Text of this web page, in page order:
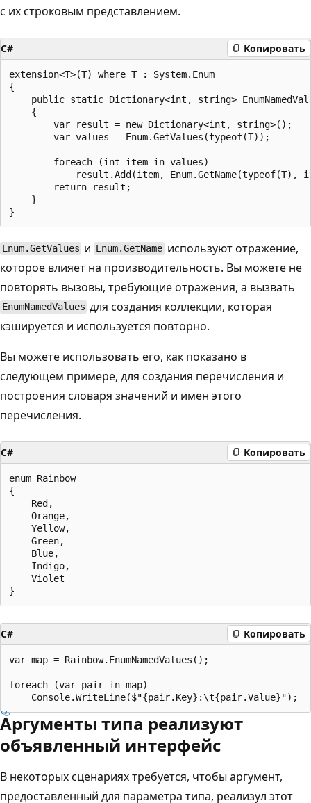
с их строковым представлением.
C# Копировать
extension<T>(T) where T : System.Enum
{
public static Dictionary<int, string>
    {
        var result = new Dictionary<int, string>();
        var values = Enum.GetValues(typeof(T));
        foreach (int item in values)
result.Add(item, Enum.GetName(typeof(T),
        return result;
    }
Enum.GetValues и Enum.GetName используют отражение,
которое влияет на производительность. Вы можете не
повторять вызовы, требующие отражения, а вызвать
EnumNamedValues для создания коллекции, которая
кэшируется и используется повторно.
Вы можете использовать его, как показано в
следующем примере, для создания перечисления и
построения словаря значений и имен этого
перечисления.
C# Копировать
enum Rainbow
{
    Red,
    Orange,
    Yellow,
    Green,
    Blue,
    Indigo,
    Violet
C# Копировать
var map = Rainbow.EnumNamedValues();
foreach (var pair in map)
Аргументы типа реализуют
объявленный интерфейс
В некоторых сценариях требуется, чтобы аргумент,
предоставленный для параметра типа, реализул этот